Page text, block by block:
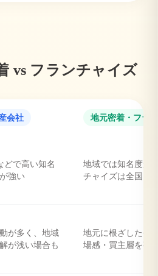
vs フランチャイズ
会社 地元密着・フラ
どで高い知名
強い
地域では知名度が
チャイズは全国ブ
が多く、地域
が浅い場合も
地元に根ざした長
場感・買主層を熟